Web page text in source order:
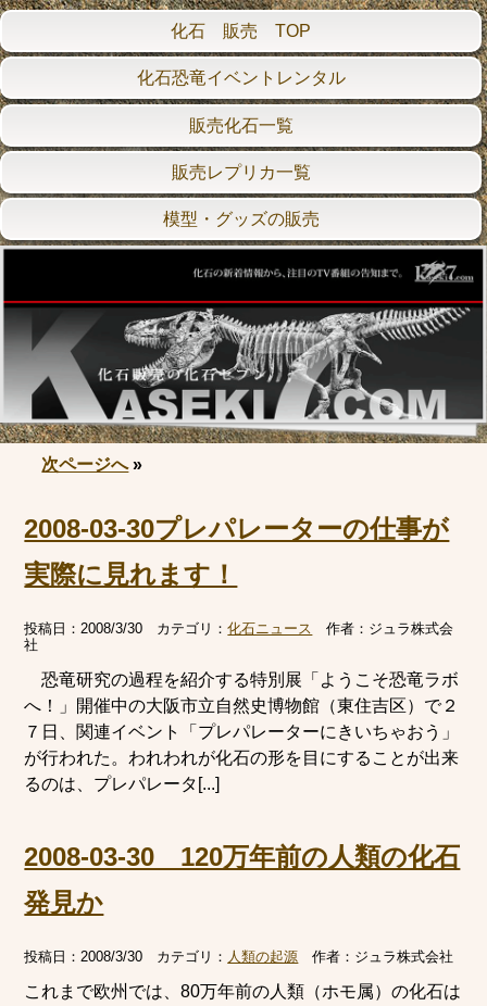
化石 販売 TOP
化石恐竜イベントレンタル
販売化石一覧
販売レプリカ一覧
模型・グッズの販売
次ページへ»
2008-03-30プレパレーターの仕事が
実際に見れます！
投稿日：2008/3/30 カテゴリ：化石ニュース 作者： ジュラ株式会
社
恐竜研究の過程を紹介する特別展「ようこそ恐竜ラボ
へ！」開催中の大阪市立自然史博物館（東住吉区）で２
７日、関連イベント「プレパレーターにきいちゃおう」
が行われた。われわれが化石の形を目にすることが出来
るのは、プレパレータ[...]
2008-03-30 120万年前の人類の化石
発見か
投稿日：2008/3/30 カテゴリ： 人類の起源 作者： ジュラ株式会社
これまで欧州では、80万年前の人類（ホモ属）の化石は